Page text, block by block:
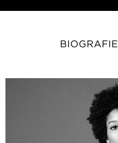
BIOGRAFIE